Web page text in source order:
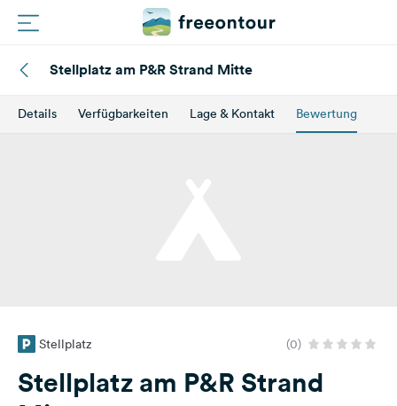
Routen
Fragen &
Stellplatz am P&R Strand Mitte
Details Verfügbarkeiten Lage & Kontakt Bewertung
Stellplatz (0)
Stellplatz am P&R Strand